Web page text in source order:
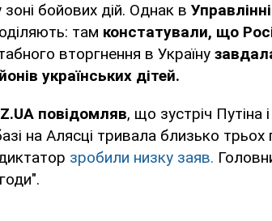
зоні бойових дій. Однак в
там констатували, що
вторгнення в Україну
українських дітей.
повідомляв, що зустріч Путіна
на Алясці тривала близько
зробили низку заяв.